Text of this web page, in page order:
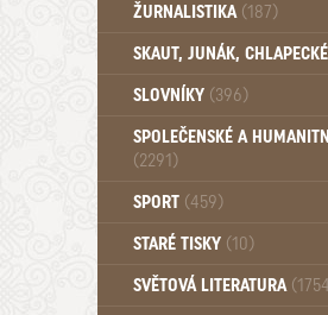
ŽURNALISTIKA (187)
SKAUT, JUNÁK, CHLAPECKÉ
SLOVNÍKY (396)
SPOLEČENSKÉ A
(2291)
Pedagogika (191)
Psychologie a osobní rozvoj
SPORT (459)
STARÉ TISKY (10)
SVĚTOVÁ LITERATURA